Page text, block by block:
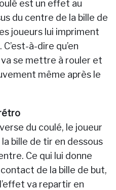
est un effet au
du centre de la bille de
joueurs lui impriment
à-dire qu’en
va se mettre à rouler et
même après le
du coulé, le joueur
bille de tir en dessous
Ce qui lui donne
de la bille de but,
va repartir en